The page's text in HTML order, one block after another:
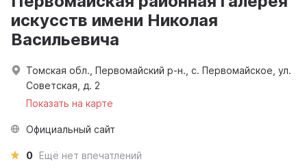
искусств имени Николая
Васильевича
Томская обл., Первомайский р-н., с. Первомайское, ул.
Советская, д. 2
Показать на карте
Официальный сайт
0 Ещё нет впечатлений